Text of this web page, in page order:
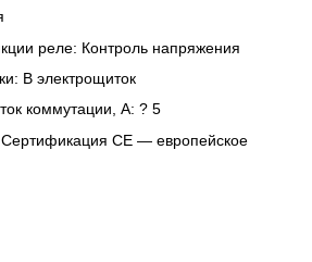
реле: Контроль напряжения
В электрощиток
коммутации, А: ? 5
CE — европейское